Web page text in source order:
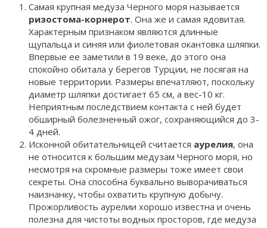
Самая крупная медуза Черного моря называется
ризостома-корнерот. Она же и самая ядовитая.
Характерным признаком являются длинные
щупальца и синяя или фиолетовая окантовка шляпки.
Впервые ее заметили в 19 веке, до этого она
спокойно обитала у берегов Турции, не посягая на
новые территории. Размеры впечатляют, поскольку
диаметр шляпки достигает 65 см, а вес-10 кг.
Неприятным последствием контакта с ней будет
обширный болезненный ожог, сохраняющийся до 3-
4 дней.
Исконной обитательницей считается аурелия, она
не относится к большим медузам Черного моря, но
несмотря на скромные размеры тоже имеет свои
секреты. Она способна буквально выворачиваться
наизнанку, чтобы охватить крупную добычу.
Прожорливость аурелии хорошо известна и очень
полезна для чистоты водных просторов, где медуза